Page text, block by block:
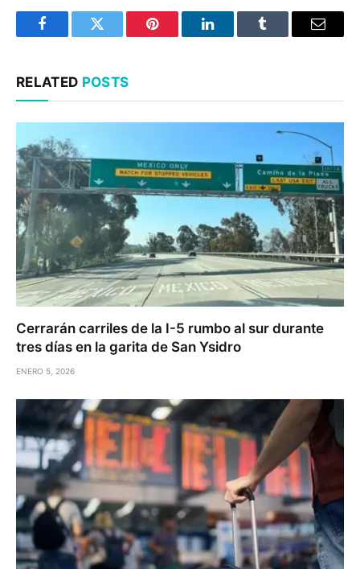
FacebookTwitter Pinterest LinkedInTumblr Email
RELATED POSTS
Cerrarán carriles de la I-5 rumbo al sur durante
tres días en la garita de San Ysidro
ENERO 5, 2026